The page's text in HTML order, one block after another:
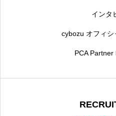
インタ
cybozu オフィシ
PCA